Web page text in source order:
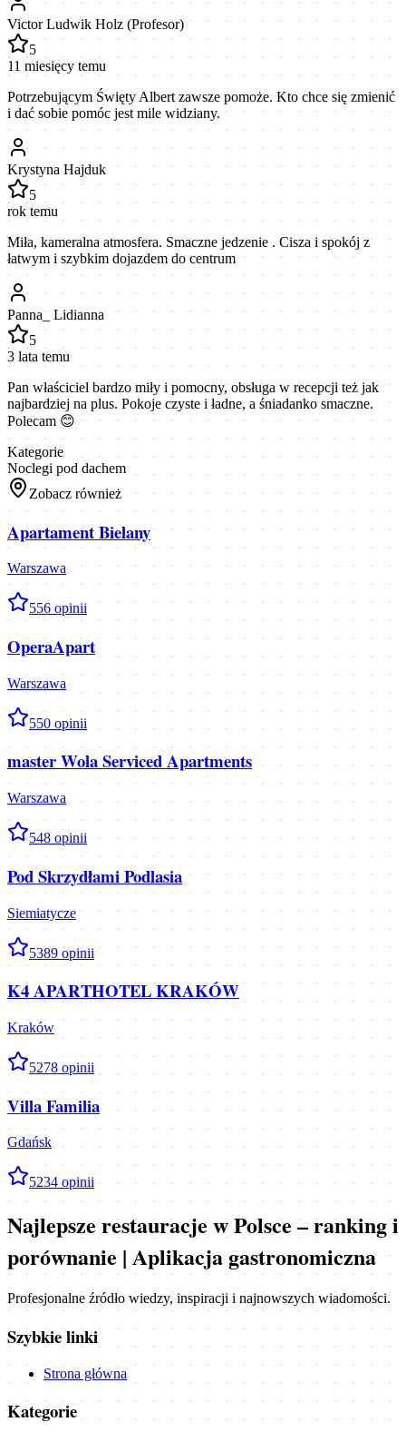
Victor Ludwik Holz (Profesor)
5
11 miesięcy temu
Potrzebującym Święty Albert zawsze pomoże. Kto chce się zmienić
i dać sobie pomóc jest mile widziany.
Krystyna Hajduk
5
rok temu
Miła, kameralna atmosfera. Smaczne jedzenie . Cisza i spokój z
łatwym i szybkim dojazdem do centrum
Panna_ Lidianna
5
3 lata temu
Pan właściciel bardzo miły i pomocny, obsługa w recepcji też jak
najbardziej na plus. Pokoje czyste i ładne, a śniadanko smaczne.
Polecam 😊
Kategorie
Noclegi pod dachem
Zobacz również
Apartament Bielany
Warszawa
556 opinii
OperaApart
Warszawa
550 opinii
master Wola Serviced Apartments
Warszawa
548 opinii
Pod Skrzydłami Podlasia
Siemiatycze
5389 opinii
K4 APARTHOTEL KRAKÓW
Kraków
5278 opinii
Villa Familia
Gdańsk
5234 opinii
Najlepsze restauracje w Polsce – ranking i
porównanie | Aplikacja gastronomiczna
Profesjonalne źródło wiedzy, inspiracji i najnowszych wiadomości.
Szybkie linki
Strona główna
Kategorie